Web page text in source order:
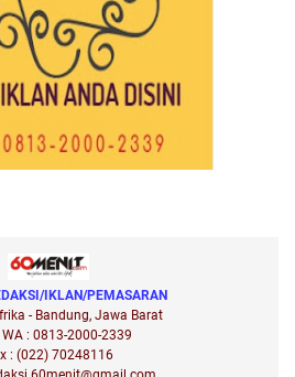
IKLAN/PEMASARAN
- Bandung, Jawa Barat
: 0813-2000-2339
: (022) 70248116